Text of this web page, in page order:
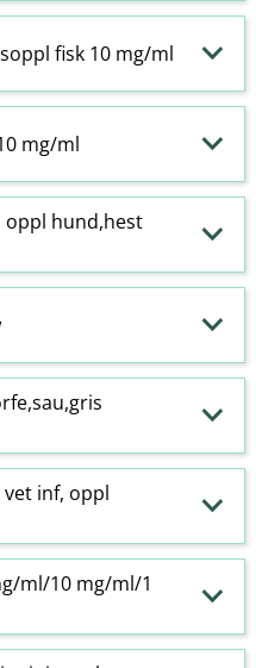
fisk 10 mg/ml
mg/ml
oppl hund,hest
inf, oppl
ml/10 mg/ml/1